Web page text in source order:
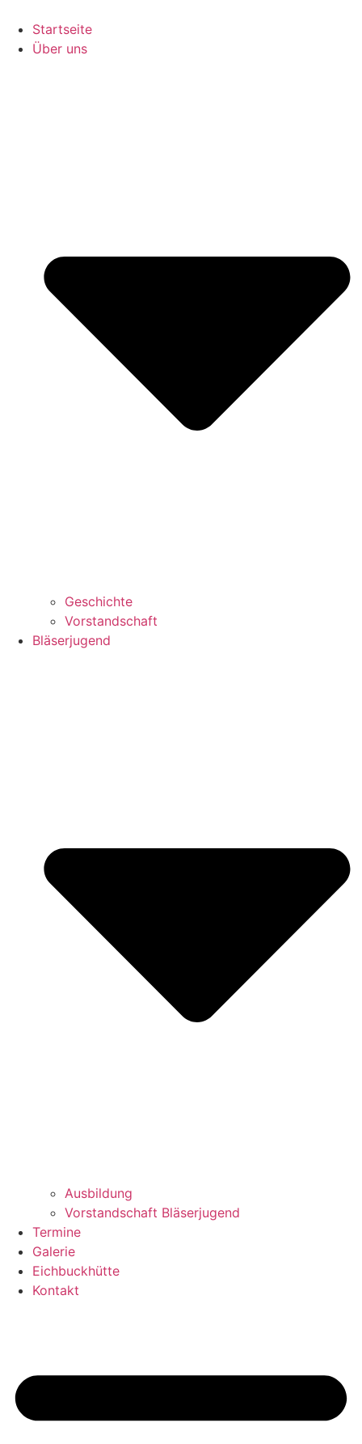
Inhalt
wechseln
Startseite
Über uns
Geschichte
Vorstandschaft
Bläserjugend
Ausbildung
Vorstandschaft Bläserjugend
Termine
Galerie
Eichbuckhütte
Kontakt